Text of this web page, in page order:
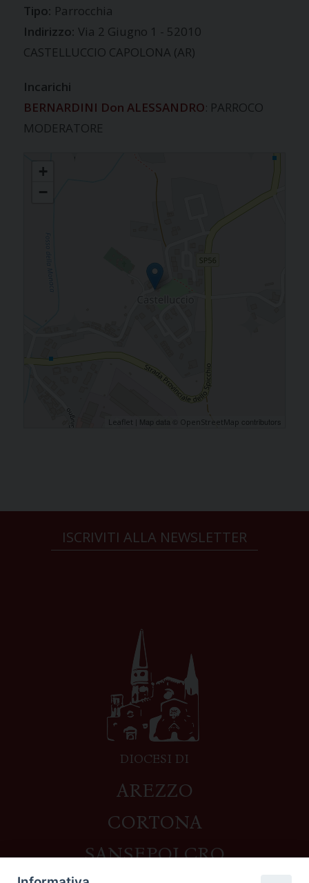
Tipo: Parrocchia
Indirizzo: Via 2 Giugno 1 - 52010
CASTELLUCCIO CAPOLONA (AR)
Incarichi
BERNARDINI Don ALESSANDRO: PARROCO
MODERATORE
CASTELLUCCIO
+
−
Leaflet | Map data © OpenStreetMap contributors
ISCRIVITI ALLA NEWSLETTER
DIOCESI DI
AREZZO
CORTONA
SANSEPOLCRO